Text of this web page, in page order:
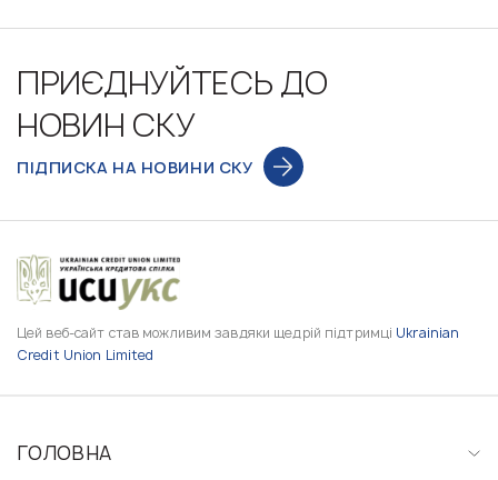
ПРИЄДНУЙТЕСЬ ДО
НОВИН СКУ
ПІДПИСКА НА НОВИНИ СКУ
Цей веб-сайт став можливим завдяки щедрій підтримці Ukrainian
Credit Union Limited
ГОЛОВНА